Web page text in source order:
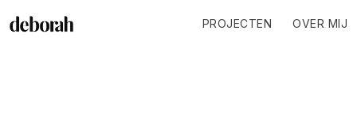
OVER MIJ
PROJECTEN